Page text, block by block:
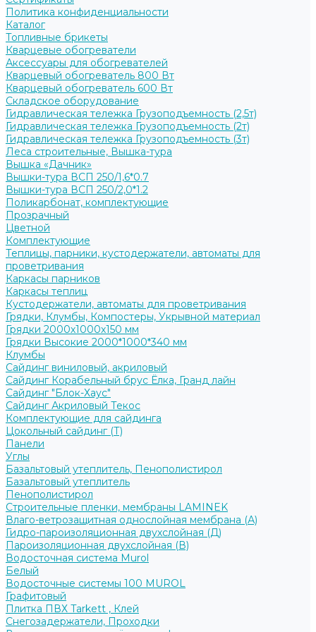
Политика конфиденциальности
Каталог
Топливные брикеты
Кварцевые обогреватели
Аксессуары для обогревателей
Кварцевый обогреватель 800 Вт
Кварцевый обогреватель 600 Вт
Складское оборудование
Гидравлическая тележка Грузоподъемность (2,5т)
Гидравлическая тележка Грузоподъемность (2т)
Гидравлическая тележка Грузоподъемность (3т)
Леса строительные, Вышка-тура
Вышка «Дачник»
Вышки-тура ВСП 250/1,6*0.7
Вышки-тура ВСП 250/2,0*1.2
Поликарбонат, комплектующие
Прозрачный
Цветной
Комплектующие
Теплицы, парники, кустодержатели, автоматы для
проветривания
Каркасы парников
Каркасы теплиц
Кустодержатели, автоматы для проветривания
Грядки, Клумбы, Компостеры, Укрывной материал
Грядки 2000х1000х150 мм
Грядки Высокие 2000*1000*340 мм
Клумбы
Сайдинг виниловый, акриловый
Сайдинг Корабельный брус Ёлка, Гранд лайн
Сайдинг "Блок-Хаус"
Сайдинг Акриловый Текос
Комплектующие для сайдинга
Цокольный сайдинг (Т)
Панели
Углы
Базальтовый утеплитель, Пенополистирол
Базальтовый утеплитель
Пенополистирол
Строительные пленки, мембраны LAMINEK
Влаго-ветрозащитная однослойная мембрана (А)
Гидро-пароизоляционная двухслойная (Д)
Пароизоляционная двухслойная (В)
Водосточная система Murol
Белый
Водосточные системы 100 MUROL
Графитовый
Плитка ПВХ Tarkett , Клей
Снегозадержатели, Проходки